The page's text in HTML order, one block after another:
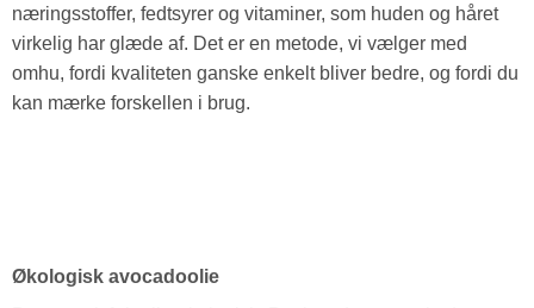
næringsstoffer, fedtsyrer og vitaminer, som huden og håret
virkelig har glæde af. Det er en metode, vi vælger med
omhu, fordi kvaliteten ganske enkelt bliver bedre, og fordi du
kan mærke forskellen i brug.
Økologisk avocadoolie